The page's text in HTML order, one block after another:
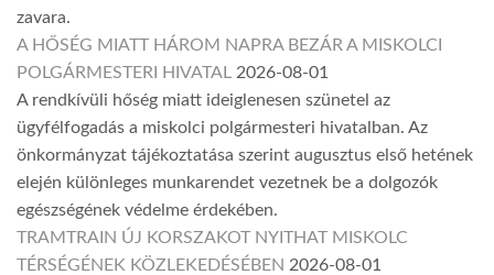
zavara.
A HŐSÉG MIATT HÁROM NAPRA BEZÁR A MISKOLCI
POLGÁRMESTERI HIVATAL 2026-08-01
A rendkívüli hőség miatt ideiglenesen szünetel az
ügyfélfogadás a miskolci polgármesteri hivatalban. Az
önkormányzat tájékoztatása szerint augusztus első hetének
elején különleges munkarendet vezetnek be a dolgozók
egészségének védelme érdekében.
TRAMTRAIN ÚJ KORSZAKOT NYITHAT MISKOLC
TÉRSÉGÉNEK KÖZLEKEDÉSÉBEN 2026-08-01